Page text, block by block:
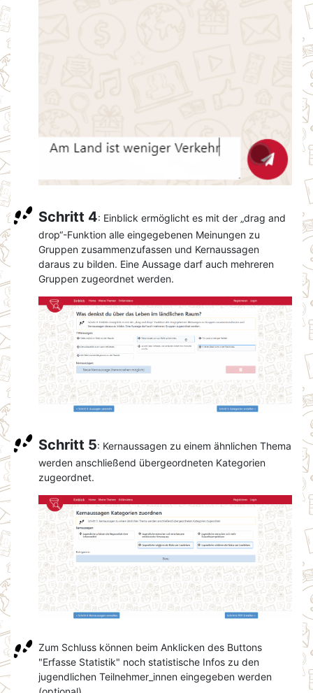
Schritt 4: Einblick ermöglicht es mit der „drag and
drop“-Funktion alle eingegebenen Meinungen zu
Gruppen zusammenzufassen und Kernaussagen
daraus zu bilden. Eine Aussage darf auch mehreren
Gruppen zugeordnet werden.
Schritt 5: Kernaussagen zu einem ähnlichen Thema
werden anschließend übergeordneten Kategorien
zugeordnet.
Zum Schluss können beim Anklicken des Buttons
"Erfasse Statistik" noch statistische Infos zu den
jugendlichen Teilnehmer_innen eingegeben werden